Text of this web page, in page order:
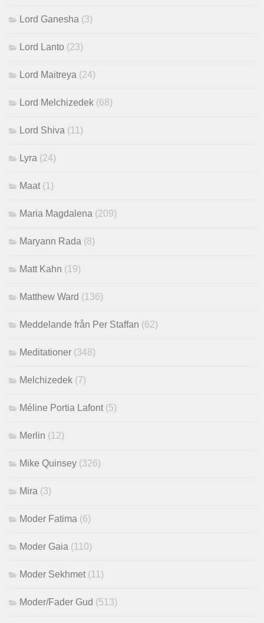
Lord Ganesha (3)
Lord Lanto (23)
Lord Maitreya (24)
Lord Melchizedek (68)
Lord Shiva (11)
Lyra (24)
Maat (1)
Maria Magdalena (209)
Maryann Rada (8)
Matt Kahn (19)
Matthew Ward (136)
Meddelande från Per Staffan (62)
Meditationer (348)
Melchizedek (7)
Méline Portia Lafont (5)
Merlin (12)
Mike Quinsey (326)
Mira (3)
Moder Fatima (6)
Moder Gaia (110)
Moder Sekhmet (11)
Moder/Fader Gud (513)